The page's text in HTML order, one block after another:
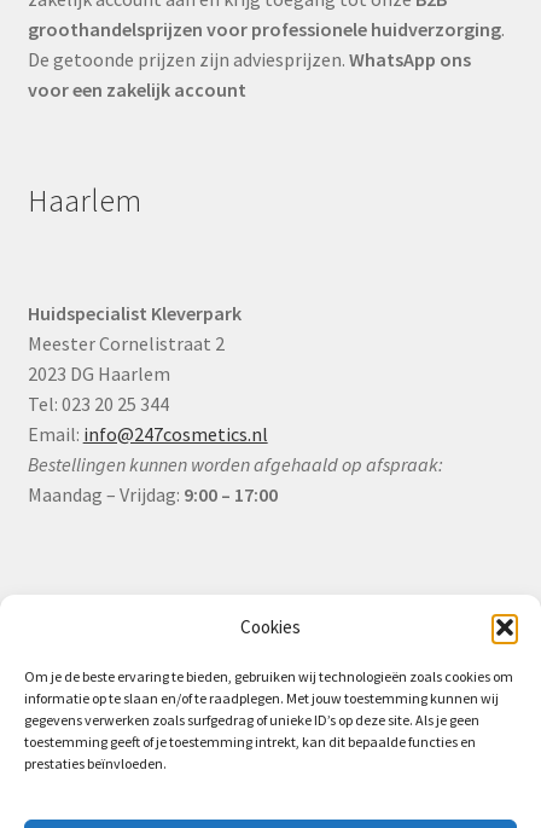
Cookies
Om je de beste ervaring te bieden, gebruiken wij technologieën zoals cookies om
informatie op te slaan en/of te raadplegen. Met jouw toestemming kunnen wij
gegevens verwerken zoals surfgedrag of unieke ID’s op deze site. Als je geen
toestemming geeft of je toestemming intrekt, kan dit bepaalde functies en
prestaties beïnvloeden.
groothandelsprijzen voor professionele huidverzorging.
De getoonde prijzen zijn adviesprijzen. WhatsApp ons
voor een zakelijk account
Haarlem
Huidspecialist Kleverpark
Meester Cornelistraat 2
2023 DG Haarlem
Tel: 023 20 25 344
Email: info@247cosmetics.nl
Bestellingen kunnen worden afgehaald op afspraak:
Maandag – Vrijdag: 9:00 – 17:00
Algemene Voorwaarden (B2B)
Privacy & Cookiebeleid